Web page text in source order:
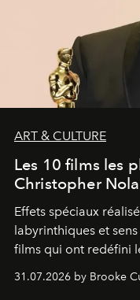
ART & CULTURE
Les 10 films les
Christopher
Effets spéciaux
labyrinthiques et
films qui ont redéfini
31.07.2026 by Brooke